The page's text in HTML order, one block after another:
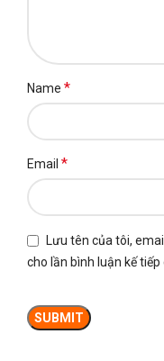
Name *
Email *
Lưu tên của tôi,
cho lần bình luận kế tiếp